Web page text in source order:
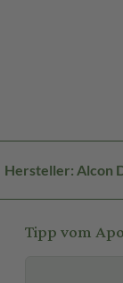
Hersteller: Alcon
Tipp vom